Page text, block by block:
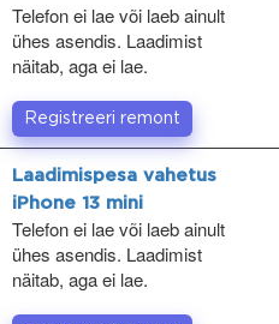
Telefon ei lae või laeb ainult
ühes asendis. Laadimist
näitab, aga ei lae.
Registreeri remont
Laadimispesa vahetus
iPhone 13 mini
Telefon ei lae või laeb ainult
ühes asendis. Laadimist
näitab, aga ei lae.